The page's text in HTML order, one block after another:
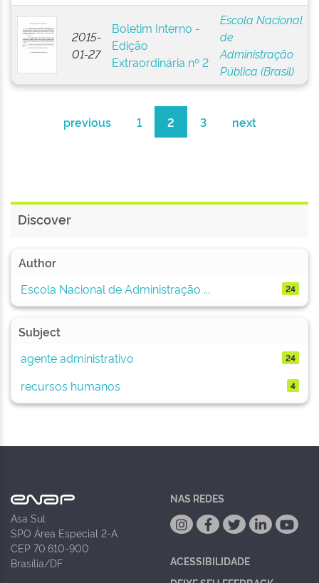
2015-
01-27
Boletim Interno -
Edição
Extraordinária nº 2
Escola Nacional
de
Administração
Pública (Brasil)
previous 1 2 3 next
Discover
Author
Escola Nacional de Administração ...
24
Subject
agente administrativo
24
recursos humanos 4
Asa Sul
SPO Área Especial 2-A
CEP 70.610-900
Brasília/DF
NAS REDES
ACESSIBILIDADE